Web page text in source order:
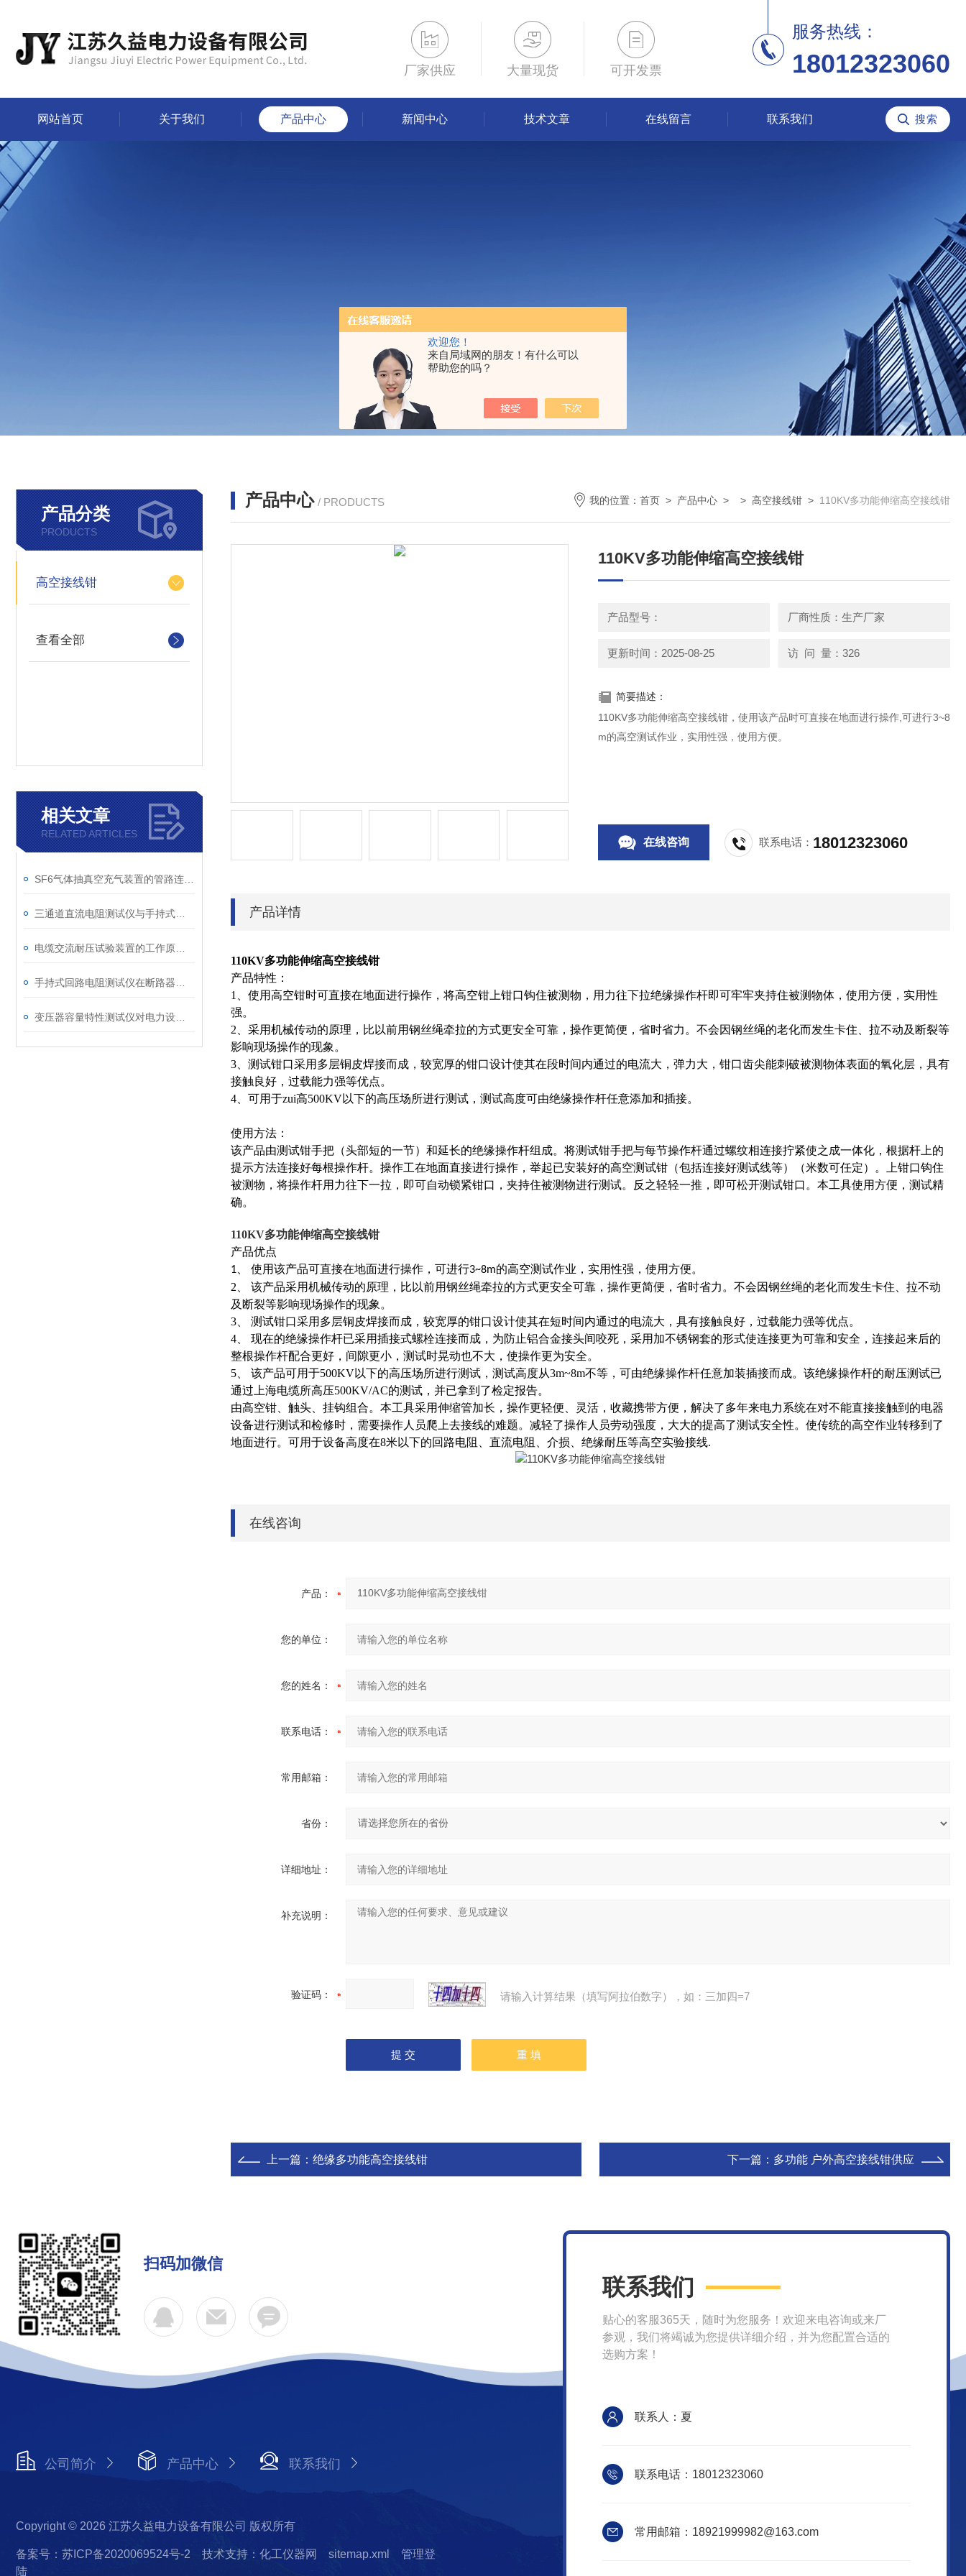
欢迎您！
来自局域网的朋友！有什么可以
帮助您的吗？
厂家供应 大量现货 可开发票
服务热线：
18012323060
网站首页 关于我们 产品中心 新闻中心 技术文章 在线留言 联系我们
产品分类
PRODUCTS
高空接线钳
查看全部
相关文章
RELATED ARTICLES
产品中心 / PRODUCTS 我的位置： 首页 > 产品中心 > > 高空接线钳 > 110KV多功能伸缩高空接线钳
110KV多功能伸缩高空接线钳
产品型号： 厂商性质：生产厂家
更新时间：2025-08-25 访 问 量：326
简要描述：
110KV多功能伸缩高空接线钳，使用该产品时可直接在地面进行操作,可进行3~8
m的高空测试作业，实用性强，使用方便。
在线咨询 联系电话： 18012323060
产品详情
110KV多功能伸缩高空接线钳
产品特性：
1
、使用高空钳时可直接在地面进行操作，将高空钳上钳口钩住被测物，用力往下拉绝缘操作杆即可牢牢夹持住被测物体，使用方便，实用性
强。
2 、采用机械传动的原理，比以前用钢丝绳牵拉的方式更安全可靠，操作更简便，省时省力。不会因钢丝绳的老化而发生卡住、拉不动及断裂等
影响现场操作的现象。
3 、测试钳口采用多层铜皮焊接而成，较宽厚的钳口设计使其在段时间内通过的电流大，弹力大，钳口齿尖能刺破被测物体表面的氧化层，具有
接触良好，过载能力强等优点。
4 、可用于zui高500KV以下的高压场所进行测试，测试高度可由绝缘操作杆任意添加和插接。
使用方法：
该产品由测试钳手把（头部短的一节）和延长的绝缘操作杆组成。将测试钳手把与每节操作杆通过螺纹相连接拧紧使之成一体化，根据杆上的
提示方法连接好每根操作杆。操作工在地面直接进行操作，举起已安装好的高空测试钳（包括连接好测试线等）（米数可任定）。上钳口钩住
被测物，将操作杆用力往下一拉，即可自动锁紧钳口，夹持住被测物进行测试。反之轻轻一推，即可松开测试钳口。本工具使用方便，测试精
确。
110KV多功能伸缩高空接线钳
产品优点
1 使用该产品可直接在地面进行操作，可进行3~8m的高空测试作业，实用性强，使用方便。
2 、 该产品采用机械传动的原理，比以前用钢丝绳牵拉的方式更安全可靠，操作更简便，省时省力。不会因钢丝绳的老化而发生卡住、拉不动
及断裂等影响现场操作的现象。
3 、 测试钳口采用多层铜皮焊接而成，较宽厚的钳口设计使其在短时间内通过的电流大，具有接触良好，过载能力强等优点。
4 、 现在的绝缘操作杆已采用插接式螺栓连接而成，为防止铝合金接头间咬死，采用加不锈钢套的形式使连接更为可靠和安全，连接起来后的
整根操作杆配合更好，间隙更小，测试时晃动也不大，使操作更为安全。
5 、 该产品可用于500KV以下的高压场所进行测试，测试高度从3m~8m不等，可由绝缘操作杆任意加装插接而成。该绝缘操作杆的耐压测试已
通过上海电缆所高压500KV/AC的测试， 并已拿到了检定报告。
由高空钳、触头、挂钩组合。本工具采用伸缩管加长，操作更轻便、灵活，收藏携带方便，解决了多年来电力系统在对不能直接接触到的电器
设备进行测试和检修时，需要操作人员爬上去接线的难题。减轻了操作人员劳动强度，大大的提高了测试安全性。使传统的高空作业转移到了
地面进行。可用于设备高度在8米以下的回路电阻、直流电阻、介损、绝缘耐压等高空实验接线.
在线咨询
产品：
您的单位：
您的姓名：
联系电话：
常用邮箱：
省份：
详细地址：
补充说明：
验证码： 请输入计算结果（填写阿拉伯数字），如：三加四=7
上一篇： 绝缘多功能高空接线钳 下一篇： 多功能 户外高空接线钳供应
扫码加微信
公司简介 产品中心 联系我们
Copyright © 2026 江苏久益电力设备有限公司 版权所有
备案号：苏ICP备2020069524号-2 技术支持：化工仪器网 sitemap.xml
管理登
陆
联系我们
贴心的客服365天，随时为您服务！欢迎来电咨询或来厂
参观，我们将竭诚为您提供详细介绍，并为您配置合适的
选购方案！
联系人：夏
联系电话：18012323060
常用邮箱：18921999982@163.com